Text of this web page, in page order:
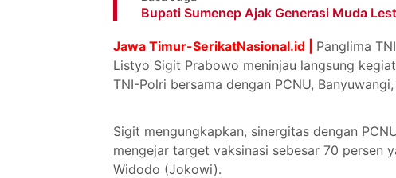
Bupati Sumenep Ajak Generasi Muda
Jawa Timur-SerikatNasional.id | Panglima
Listyo Sigit Prabowo meninjau langsung
TNI-Polri bersama dengan PCNU,
Sigit mengungkapkan, sinergitas dengan
mengejar target vaksinasi sebesar 70 persen
Widodo (Jokowi).